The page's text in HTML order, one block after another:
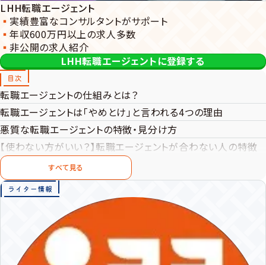
LHH転職エージェント
実績豊富なコンサルタントがサポート
年収600万円以上の求人多数
非公開の求人紹介
LHH転職エージェントに登録する
転職エージェントの仕組みとは？
転職エージェントは「やめとけ」と言われる4つの理由
悪質な転職エージェントの特徴・見分け方
【使わない方がいい？】転職エージェントが合わない人の特徴
転職エージェントの利用で活動を進めやすい人の特徴
転職エージェントの担当者と合わないときの対処法
転職エージェントを活用する際のポイント・注意点
転職エージェントが合わない人向けの代替サービス
転職エージェントに関するQ＆A
転職エージェントの特徴を理解して適切に使い分けよう
すべて見る